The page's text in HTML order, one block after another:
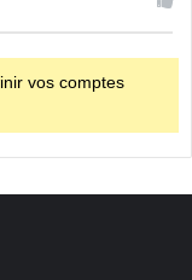
vos comptes